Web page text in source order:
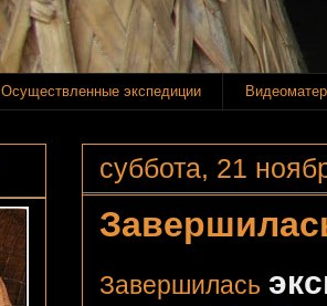
Осуществленные экспедиции
суббота, 21
Завершилась